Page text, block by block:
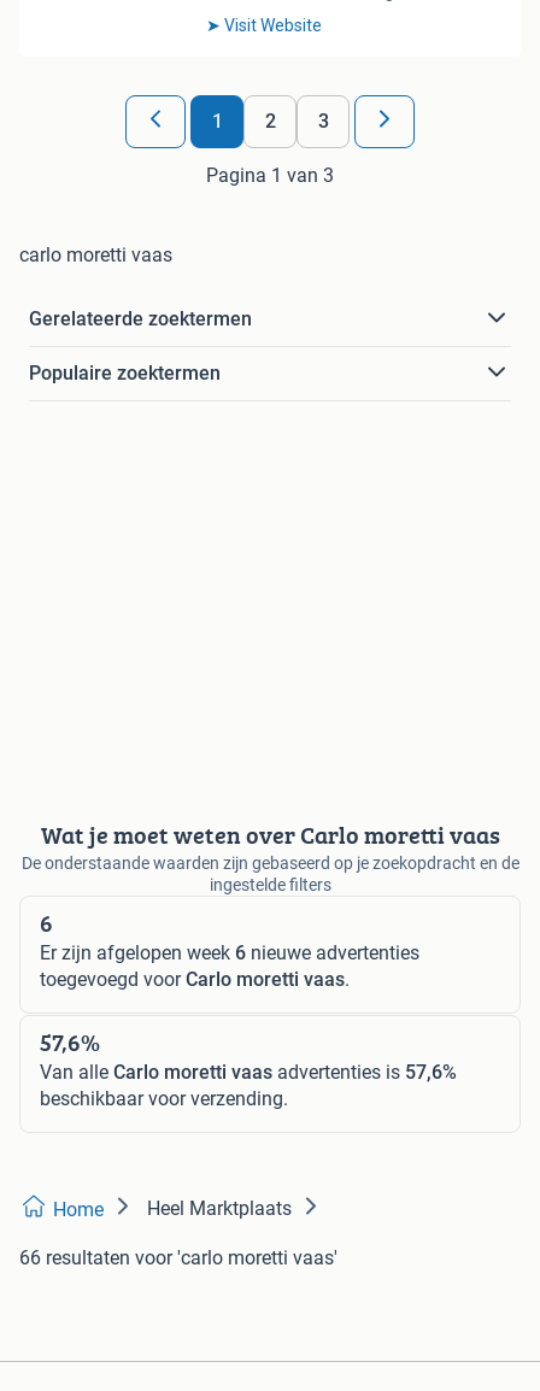
1 2 3
Pagina 1 van 3
carlo moretti vaas
Gerelateerde zoektermen
Populaire zoektermen
Wat je moet weten over Carlo moretti vaas
De onderstaande waarden zijn gebaseerd op je zoekopdracht en de
ingestelde filters
6
Er zijn afgelopen week 6 nieuwe advertenties
toegevoegd voorCarlo moretti vaas.
57,6%
Van alle Carlo moretti vaas advertenties is 57,6%
beschikbaar voor verzending.
Home Heel Marktplaats
66 resultaten voor 'carlo moretti vaas'